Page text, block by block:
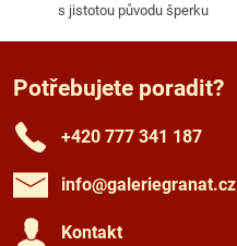
s jistotou původu šperku
Potřebujete poradit?
+420 777 341 187
info​@galeriegranat​.cz
Kontakt